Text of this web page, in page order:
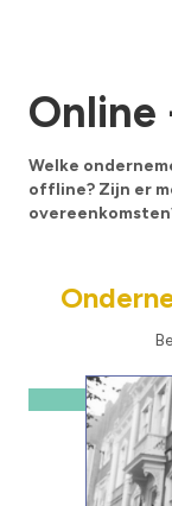
Welke
offline? Zijn er